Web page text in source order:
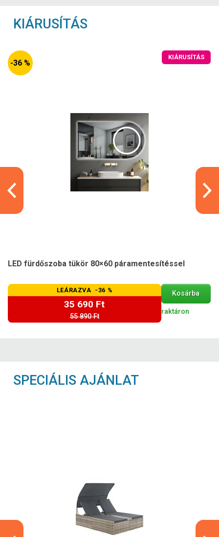
KIÁRUSÍTÁS
-36 %
KIÁRUSÍTÁS
LED fürdőszoba tükör 80×60 páramentesítéssel
LEÁRAZVA -36 %
35 690 Ft
55 890 Ft
Kosárba
raktáron
SPECIÁLIS AJÁNLAT